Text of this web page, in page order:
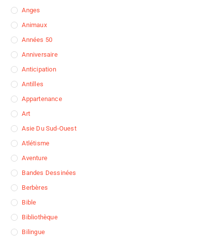
Anges
Animaux
Années 50
Anniversaire
Anticipation
Antilles
Appartenance
Art
Asie Du Sud-Ouest
Atlétisme
Aventure
Bandes Dessinées
Berbères
Bible
Bibliothèque
Bilingue